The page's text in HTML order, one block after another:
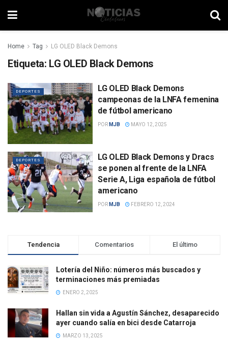
Home Tag LG OLED Black Demons
Etiqueta: LG OLED Black Demons
DEPORTES
LG OLED Black Demons
campeonas de la LNFA femenina
de fútbol americano
POR MJB MAYO 12, 2025
DEPORTES
LG OLED Black Demons y Dracs
se ponen al frente de la LNFA
Serie A, Liga española de fútbol
americano
POR MJB FEBRERO 12, 2024
Tendencia Comentarios El último
Lotería del Niño: números más buscados y
terminaciones más premiadas
ENERO 2, 2025
Hallan sin vida a Agustín Sánchez, desaparecido
ayer cuando salía en bici desde Catarroja
MARZO 13, 2025